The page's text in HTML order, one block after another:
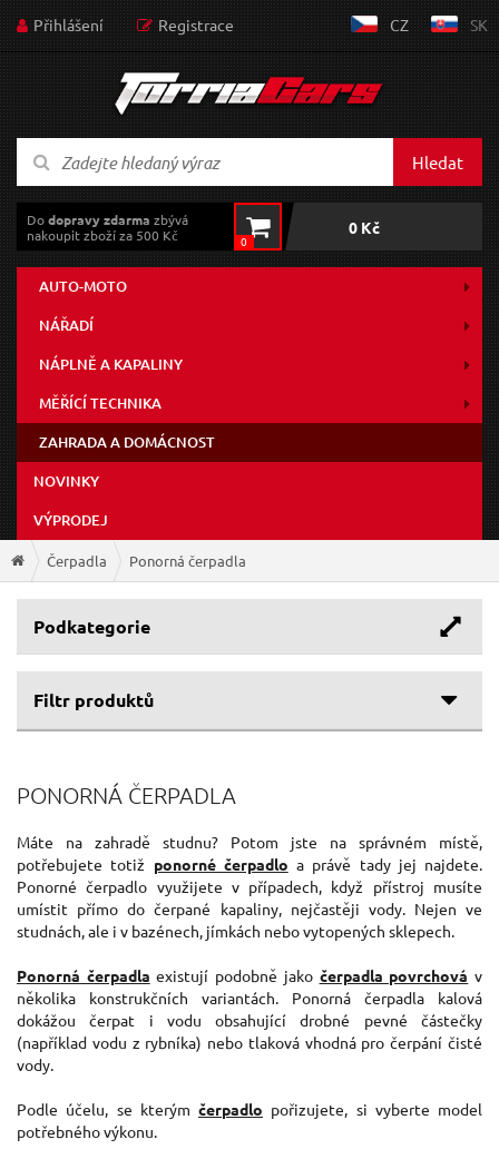
Přihlášení Registrace CZ SK
Hledat
Dodopravy zdarma zbývá
nakoupit zboží za 500 Kč
0
0 Kč
AUTO-MOTO
NÁŘADÍ
NÁPLNĚ A KAPALINY
MĚŘÍCÍ TECHNIKA
ZAHRADA A DOMÁCNOST
NOVINKY
VÝPRODEJ
Čerpadla Ponorná čerpadla
Podkategorie
Filtr produktů
Výrobce
EXTOL-CRAFT
(1)
EXTOL-PREMIUM(1)
Průtok
216 l/min 308 l/min
Jmenovitý příkon
750 W 1 100 W
PONORNÁ ČERPADLA
Máte na zahradě studnu? Potom jste na správném místě,
potřebujete totiž ponorné čerpadlo a právě tady jej najdete.
Ponorné čerpadlo využijete v případech, když přístroj musíte
umístit přímo do čerpané kapaliny, nejčastěji vody. Nejen ve
studnách, ale i v bazénech, jímkách nebo vytopených sklepech.
Ponorná čerpadla existují podobně jako čerpadla povrchová v
několika konstrukčních variantách. Ponorná čerpadla kalová
dokážou čerpat i vodu obsahující drobné pevné částečky
(například vodu z rybníka) nebo tlaková vhodná pro čerpání čisté
vody.
Podle účelu, se kterým čerpadlo pořizujete, si vyberte model
potřebného výkonu.